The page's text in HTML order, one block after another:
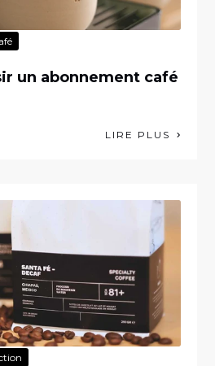
un abonnement café
LIRE PLUS